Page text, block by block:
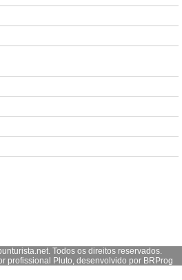
Todos os direitos reservados.
profissional Pluto, desenvolvido por BRProg